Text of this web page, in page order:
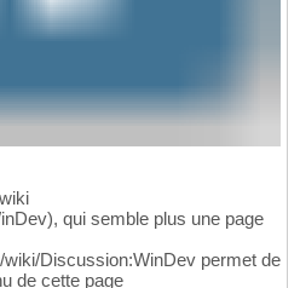
qui semble plus une page
wiki/Discussion:WinDev permet de
de cette page